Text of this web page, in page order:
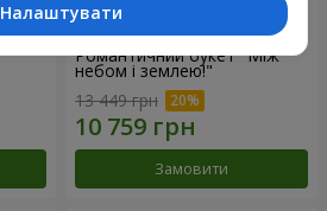
Романтичний букет "Між
небом і землею!"
13 449 грн
Замовити
Налаштувати